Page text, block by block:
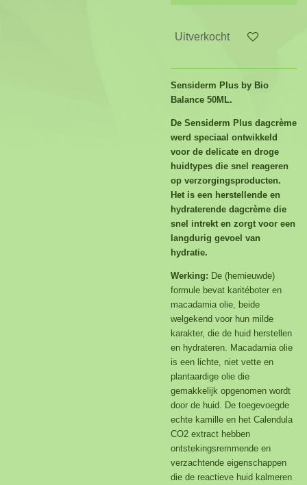
Uitverkocht
Sensiderm Plus by Bio
Balance 50ML.
De Sensiderm Plus dagcrème
werd speciaal ontwikkeld
voor de delicate en droge
huidtypes die snel reageren
op verzorgingsproducten.
Het is een herstellende en
hydraterende dagcrème die
snel intrekt en zorgt voor een
langdurig gevoel van
hydratie.
Werking: De (hernieuwde)
formule bevat karitéboter en
macadamia olie, beide
welgekend voor hun milde
karakter, die de huid herstellen
en hydrateren. Macadamia olie
is een lichte, niet vette en
plantaardige olie die
gemakkelijk opgenomen wordt
door de huid. De toegevoegde
echte kamille en het Calendula
CO2 extract hebben
ontstekingsremmende en
verzachtende eigenschappen
die de reactieve huid kalmeren